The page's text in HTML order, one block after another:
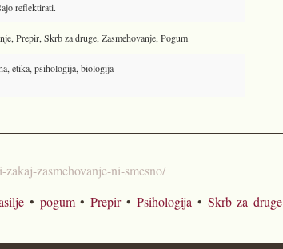
reflektirati.
Prepir, Skrb za druge, Zasmehovanje, Pogum
etika, psihologija, biologija
zasmehovanje-ni-smesno/
• pogum•Prepir• Psihologija • Skrb za druge